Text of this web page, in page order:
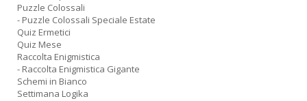
Puzzle Colossali
- Puzzle Colossali Speciale Estate
Quiz Ermetici
Quiz Mese
Raccolta Enigmistica
- Raccolta Enigmistica Gigante
Schemi in Bianco
Settimana Logika